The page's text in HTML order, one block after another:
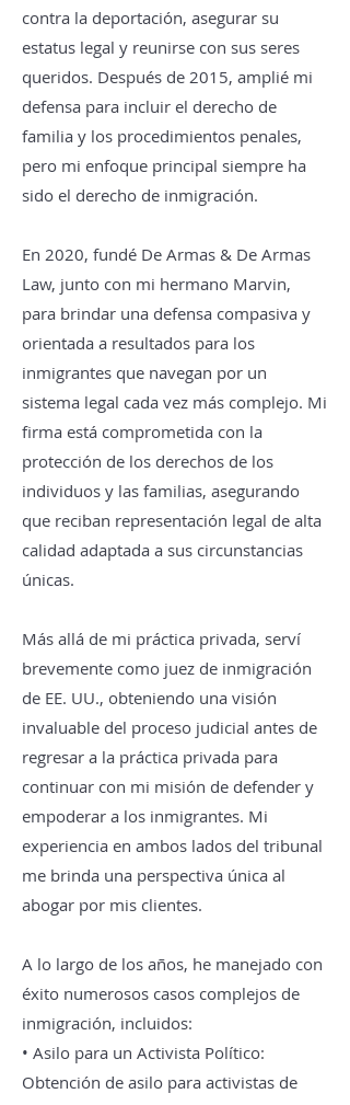
contra la deportación, asegurar su
estatus legal y reunirse con sus seres
queridos. Después de 2015, amplié mi
defensa para incluir el derecho de
familia y los procedimientos penales,
pero mi enfoque principal siempre ha
sido el derecho de inmigración.
En 2020, fundé De Armas & De Armas
Law, junto con mi hermano Marvin,
para brindar una defensa compasiva y
orientada a resultados para los
inmigrantes que navegan por un
sistema legal cada vez más complejo. Mi
firma está comprometida con la
protección de los derechos de los
individuos y las familias, asegurando
que reciban representación legal de alta
calidad adaptada a sus circunstancias
únicas.
Más allá de mi práctica privada, serví
brevemente como juez de inmigración
de EE. UU., obteniendo una visión
invaluable del proceso judicial antes de
regresar a la práctica privada para
continuar con mi misión de defender y
empoderar a los inmigrantes. Mi
experiencia en ambos lados del tribunal
me brinda una perspectiva única al
abogar por mis clientes.
A lo largo de los años, he manejado con
éxito numerosos casos complejos de
inmigración, incluidos:
• Asilo para un Activista Político:
Obtención de asilo para activistas de